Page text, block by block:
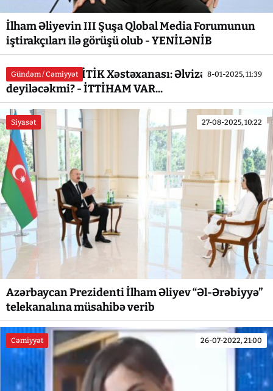
İlham Əliyevin III Şuşa Qlobal Media Forumunun
iştirakçıları ilə görüşü olub - YENİLƏNİB
Gündəm / Cəmiyyət 8-01-2025, 11:39
Respublika KRİTİK Xəstəxanası: Əlvizə `ƏLVİDA`
deyiləcəkmi? - İTTİHAM VAR...
Siyasət 27-08-2025, 10:22
Azərbaycan Prezidenti İlham Əliyev “Əl-Ərəbiyyə”
telekanalına müsahibə verib
Cəmiyyət 26-07-2022, 21:00